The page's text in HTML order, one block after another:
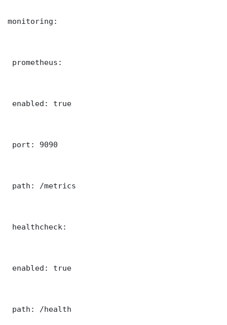
monitoring:
prometheus:
enabled: true
port: 9090
path: /metrics
healthcheck:
enabled: true
path: /health